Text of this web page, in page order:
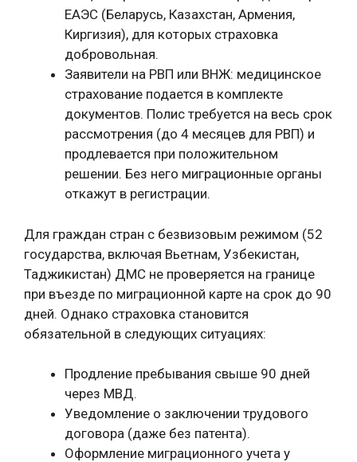
ЕАЭС (Беларусь, Казахстан, Армения,
Киргизия), для которых страховка
добровольная.
Заявители на РВП или ВНЖ: медицинское
страхование подается в комплекте
документов. Полис требуется на весь срок
рассмотрения (до 4 месяцев для РВП) и
продлевается при положительном
решении. Без него миграционные органы
откажут в регистрации.
Для граждан стран с безвизовым режимом (52
государства, включая Вьетнам, Узбекистан,
Таджикистан) ДМС не проверяется на границе
при въезде по миграционной карте на срок до 90
дней. Однако страховка становится
обязательной в следующих ситуациях:
Продление пребывания свыше 90 дней
через МВД.
Уведомление о заключении трудового
договора (даже без патента).
Оформление миграционного учета у